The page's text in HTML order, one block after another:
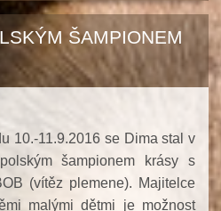
ŠAMPIONEM
10.-11.9.2016 se Dima stal v
šampionem krásy s
(vítěz plemene). Majitelce
malými dětmi je možnost